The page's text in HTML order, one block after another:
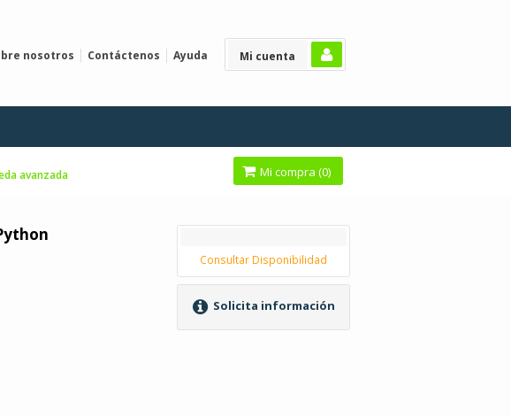
Mi cuenta
nosotros Contáctenos Ayuda
avanzada Mi compra (0)
Consultar Disponibilidad
Solicita información